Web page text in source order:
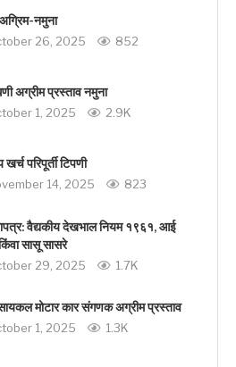
नमुना
26, 2025 852
अग्रीम प्रस्ताव नमुना
1, 2025 2.9K
खर्च परिपूर्ती टिपणी
14, 2025 823
वैद्यकीय देखभाल नियम १९६१, आई
सासू सासरे
29, 2025 1.7K
मोटार कार संगणक अग्रीम प्रस्ताव
1, 2025 1.3K